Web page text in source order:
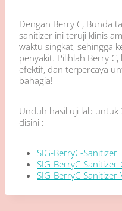
Dengan Berry C, Bunda
sanitizer ini teruji klinis
waktu singkat, sehingga
penyakit. Pilihlah Berry
efektif, dan terpercaya
bahagia!
Unduh hasil uji lab untuk
disini :
SIG-BerryC-Sanitizer
SIG-BerryC-
SIG-BerryC-